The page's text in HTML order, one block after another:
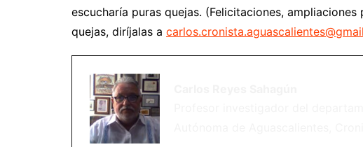
escucharía puras quejas. (Felicitaciones,
quejas, diríjalas a